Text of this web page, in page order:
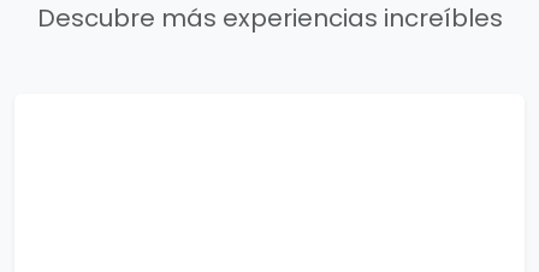
Descubre más experiencias increíbles